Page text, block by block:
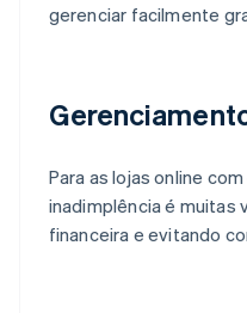
gerenciar facilmente
Para as lojas online
inadimplência é
financeira e evitando